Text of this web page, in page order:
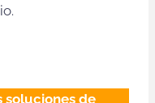
soluciones de